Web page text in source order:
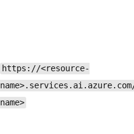
https://<resource-
name>